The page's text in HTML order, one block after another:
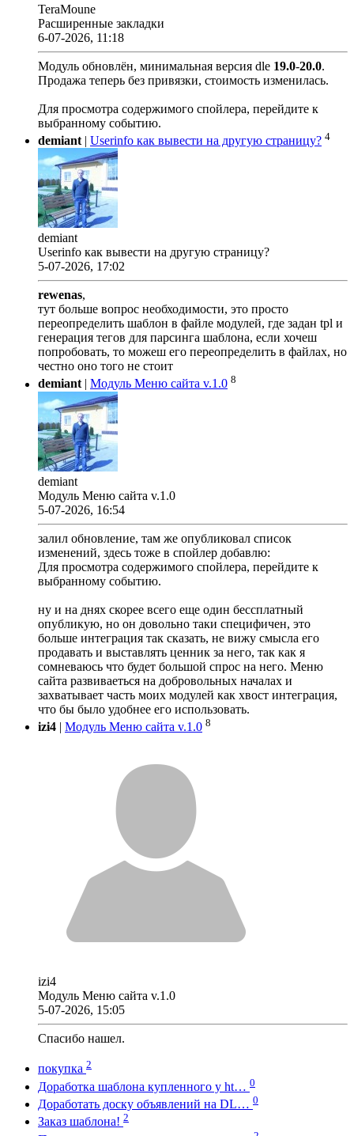
TeraMoune
Расширенные закладки
6-07-2026, 11:18
Модуль обновлён, минимальная версия dle 19.0-20.0.
Продажа теперь без привязки, стоимость изменилась.
Для просмотра содержимого спойлера, перейдите к
выбранному событию.
demiant | Userinfo как вывести на другую страницу? 4
demiant
Userinfo как вывести на другую страницу?
5-07-2026, 17:02
rewenas,
тут больше вопрос необходимости, это просто
переопределить шаблон в файле модулей, где задан tpl и
генерация тегов для парсинга шаблона, если хочеш
попробовать, то можеш его переопределить в файлах, но
честно оно того не стоит
demiant| Модуль Меню сайта v.1.0 8
demiant
Модуль Меню сайта v.1.0
5-07-2026, 16:54
залил обновление, там же опубликовал список
изменений, здесь тоже в спойлер добавлю:
Для просмотра содержимого спойлера, перейдите к
выбранному событию.
ну и на днях скорее всего еще один бессплатный
опубликую, но он довольно таки специфичен, это
больше интеграция так сказать, не вижу смысла его
продавать и выставлять ценник за него, так как я
сомневаюсь что будет большой спрос на него. Меню
сайта развиваеться на добровольных началах и
захватывает часть моих модулей как хвост интеграция,
что бы было удобнее его использовать.
izi4 | Модуль Меню сайта v.1.0 8
izi4
Модуль Меню сайта v.1.0
5-07-2026, 15:05
Спасибо нашел.
покупка 2
Доработка шаблона купленного у ht… 0
Доработать доску объявлений на DL… 0
Заказ шаблона! 2